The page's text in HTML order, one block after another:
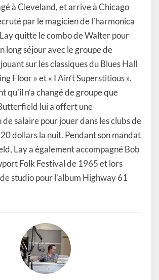
à Cleveland, et arrive à Chicago
par le magicien de l’harmonica
quitte le combo de Walter pour
long séjour avec le groupe de
sur les classiques du Blues Hall
Floor » et « I Ain’t Superstitious ».
qu’il n’a changé de groupe que
lui a offert une
salaire pour jouer dans les clubs de
dollars la nuit. Pendant son mandat
Lay a également accompagné Bob
Folk Festival de 1965 et lors
de studio pour l’album Highway 61